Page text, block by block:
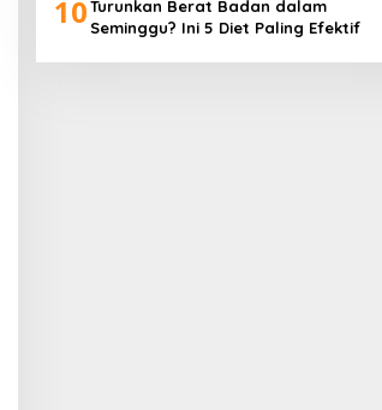
10Turunkan Berat Badan dalam
Seminggu? Ini 5 Diet Paling Efektif